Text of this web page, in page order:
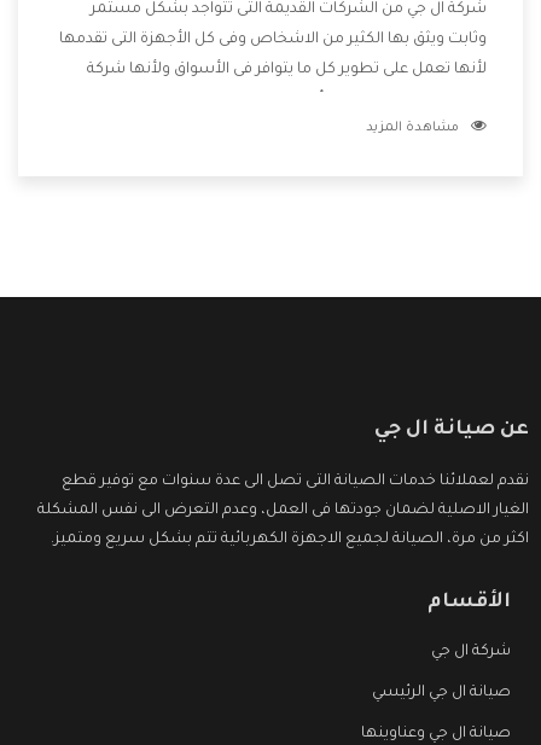
شركة ال جي من الشركات القديمة التى تتواجد بشكل مستمر
وثابت ويثق بها الكثير من الاشخاص وفى كل الأجهزة التى تقدمها
لأنها تعمل على تطوير كل ما يتوافر فى الأسواق ولأنها شركة
وتقدم للعملاء أقوى العروض والخصومات التى تسهل على
مشاهدة المزيد
عن صيانة ال جي
نقدم لعملائنا خدمات الصيانة التى تصل الى عدة سنوات مع توفير قطع
الغيار الاصلية لضمان جودتها فى العمل، وعدم التعرض الى نفس المشكلة
اكثر من مرة، الصيانة لجميع الاجهزة الكهربائية تتم بشكل سريع ومتميز.
الأقسام
شركة ال جي
صيانة ال جي الرئيسي
صيانة ال جي وعناوينها